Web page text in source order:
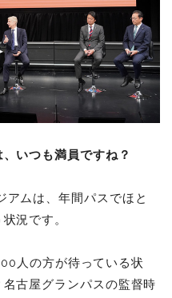
いつも満員ですね？
アムは、年間パスでほと
況です。
人の方が待っている状
古屋グランパスの監督時